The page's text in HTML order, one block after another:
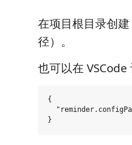
在项目根目录创建
径）。
也可以在
{